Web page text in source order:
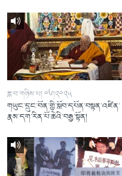
ཟླ་བ་གཉིས་པ། ༠༦།༢༠༢༥
གཡུང་དྲུང་བོན་གྱི་སློབ་དཔོན་བསྟན་འཛིན་
རྣམ་དག་རིན་པོ་ཆེའི་བརྒྱ་སྟོན།